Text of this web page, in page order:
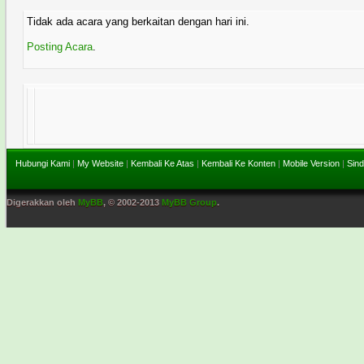
Tidak ada acara yang berkaitan dengan hari ini.
Posting Acara.
Hubungi Kami | My Website | Kembali Ke Atas | Kembali Ke Konten | Mobile Version |
Digerakkan oleh MyBB, © 2002-2013 MyBB Group.